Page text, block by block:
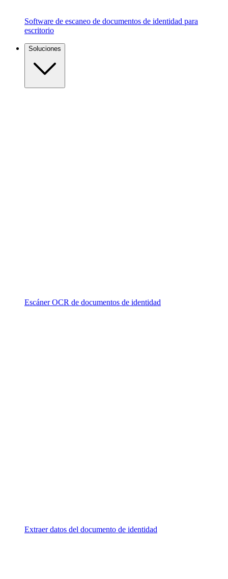
Software de escaneo de documentos de identidad para
escritorio
Soluciones
Escáner OCR de documentos de identidad
Extraer datos del documento de identidad